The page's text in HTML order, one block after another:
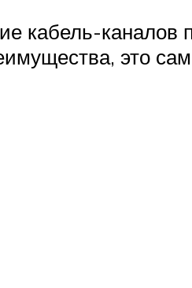
кабель-каналов
это